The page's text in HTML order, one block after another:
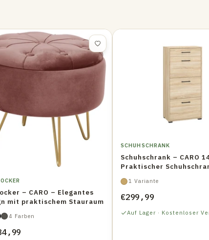
– CARO – Elegantes
mit praktischem Stauraum
4 Farben
SCHUHSCHRANK
Schuhschrank – CARO
Praktischer
1 Variante
€299,99
Auf Lager · Kostenloser